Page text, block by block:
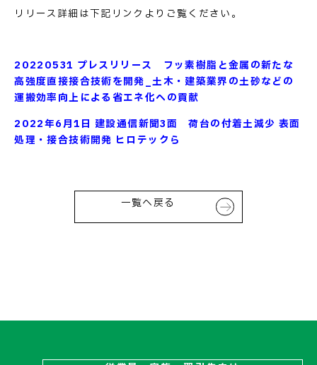
お取引先の皆様へ
お問い合わせ
リリース詳細は下記リンクよりご覧ください。
20220531 プレスリリース フッ素樹脂と金属の新たな
高強度直接接合技術を開発_土木・建築業界の土砂などの
運搬効率向上による省エネ化への貢献
2022年6月1日 建設通信新聞3面 荷台の付着土減少 表面
処理・接合技術開発 ヒロテックら
一覧へ戻る